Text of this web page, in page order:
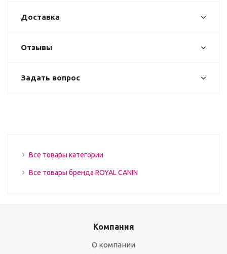
Доставка
Отзывы
Задать вопрос
Все товары категории
Все товары бренда ROYAL CANIN
Компания
О компании